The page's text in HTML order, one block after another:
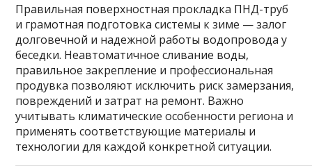
Правильная поверхностная прокладка ПНД-труб
и грамотная подготовка системы к зиме — залог
долговечной и надежной работы водопровода у
беседки. Неавтоматичное сливание воды,
правильное закрепление и профессиональная
продувка позволяют исключить риск замерзания,
повреждений и затрат на ремонт. Важно
учитывать климатические особенности региона и
применять соответствующие материалы и
технологии для каждой конкретной ситуации.